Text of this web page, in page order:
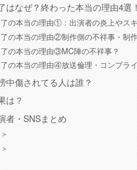
はなぜ？終わった本当の理由4選！
の本当の理由①：出演者の炎上やス
の本当の理由②制作側の不祥事・制
の本当の理由③MC陣の不祥事？
の本当の理由④放送倫理・コンプラ
中傷されてる人は誰？
は？
者・SNSまとめ